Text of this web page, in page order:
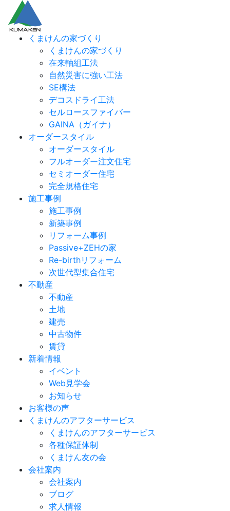
くまけんの家づくり
くまけんの家づくり
在来軸組工法
自然災害に強い工法
SE構法
デコスドライ工法
セルロースファイバー
GAINA（ガイナ）
オーダースタイル
オーダースタイル
フルオーダー注文住宅
セミオーダー住宅
完全規格住宅
施工事例
施工事例
新築事例
リフォーム事例
Passive+ZEHの家
Re-birthリフォーム
次世代型集合住宅
不動産
不動産
土地
建売
中古物件
賃貸
新着情報
イベント
Web見学会
お知らせ
お客様の声
くまけんのアフターサービス
くまけんのアフターサービス
各種保証体制
くまけん友の会
会社案内
会社案内
ブログ
求人情報